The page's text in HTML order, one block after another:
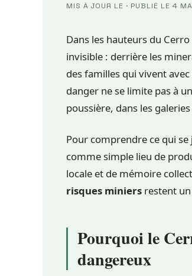
MIS À JOUR LE · PUBLIÉ LE 4
Dans les hauteurs du
invisible : derrière les
des familles qui vivent
danger ne se limite pas à
poussière, dans les
Pour comprendre ce qui
comme simple lieu de
locale et de mémoire
risques miniers restent
Pourquoi le
dangereux